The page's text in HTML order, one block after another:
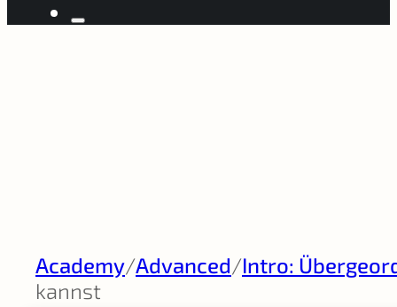
Academy/Advanced/Intro:
kannst